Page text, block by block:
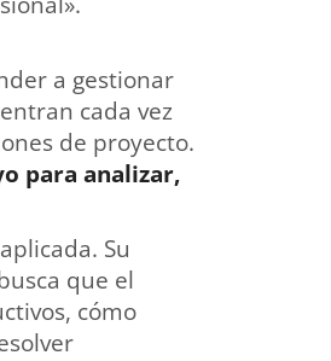
a gestionar
cada vez
de proyecto.
para analizar,
Su
que el
cómo